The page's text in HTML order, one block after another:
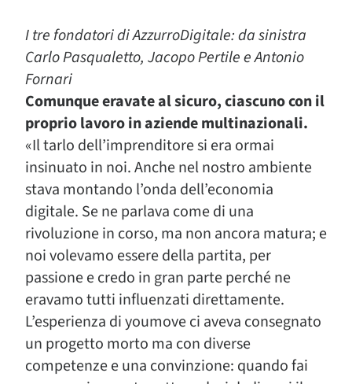
I tre fondatori di AzzurroDigitale: da sinistra
Carlo Pasqualetto, Jacopo Pertile e Antonio
Fornari
Comunque eravate al sicuro, ciascuno con il
proprio lavoro in aziende multinazionali.
«Il tarlo dell’imprenditore si era ormai
insinuato in noi. Anche nel nostro ambiente
stava montando l’onda dell’economia
digitale. Se ne parlava come di una
rivoluzione in corso, ma non ancora matura; e
noi volevamo essere della partita, per
passione e credo in gran parte perché ne
eravamo tutti influenzati direttamente.
L’esperienza di youmove ci aveva consegnato
un progetto morto ma con diverse
competenze e una convinzione: quando fai